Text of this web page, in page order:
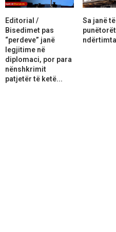
Editorial /
Bisedimet pas
“perdeve” janë
legjitime në
diplomaci, por para
nënshkrimit
patjetër të ketë...
Sa janë